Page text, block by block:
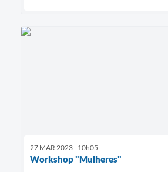
27 MAR 2023 - 10h05
Workshop "Mulheres"